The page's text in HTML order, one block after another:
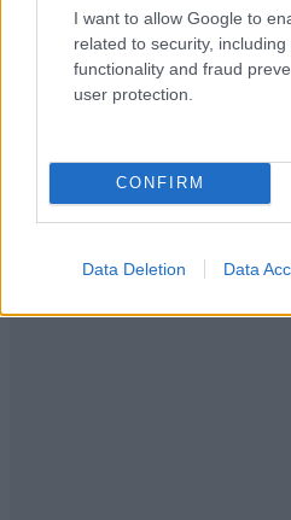
I want to allow Google to
related to security,
functionality and fraud
user protection.
CONFIRM
Data Deletion Data